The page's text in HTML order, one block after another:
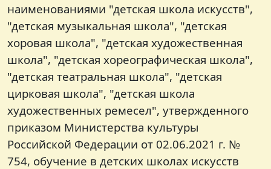
наименованиями "детская школа искусств",
"детская музыкальная школа", "детская
хоровая школа", "детская художественная
школа", "детская хореографическая школа",
"детская театральная школа", "детская
цирковая школа", "детская школа
художественных ремесел", утвержденного
приказом Министерства культуры
Российской Федерации от 02.06.2021 г. №
754, обучение в детских школах искусств